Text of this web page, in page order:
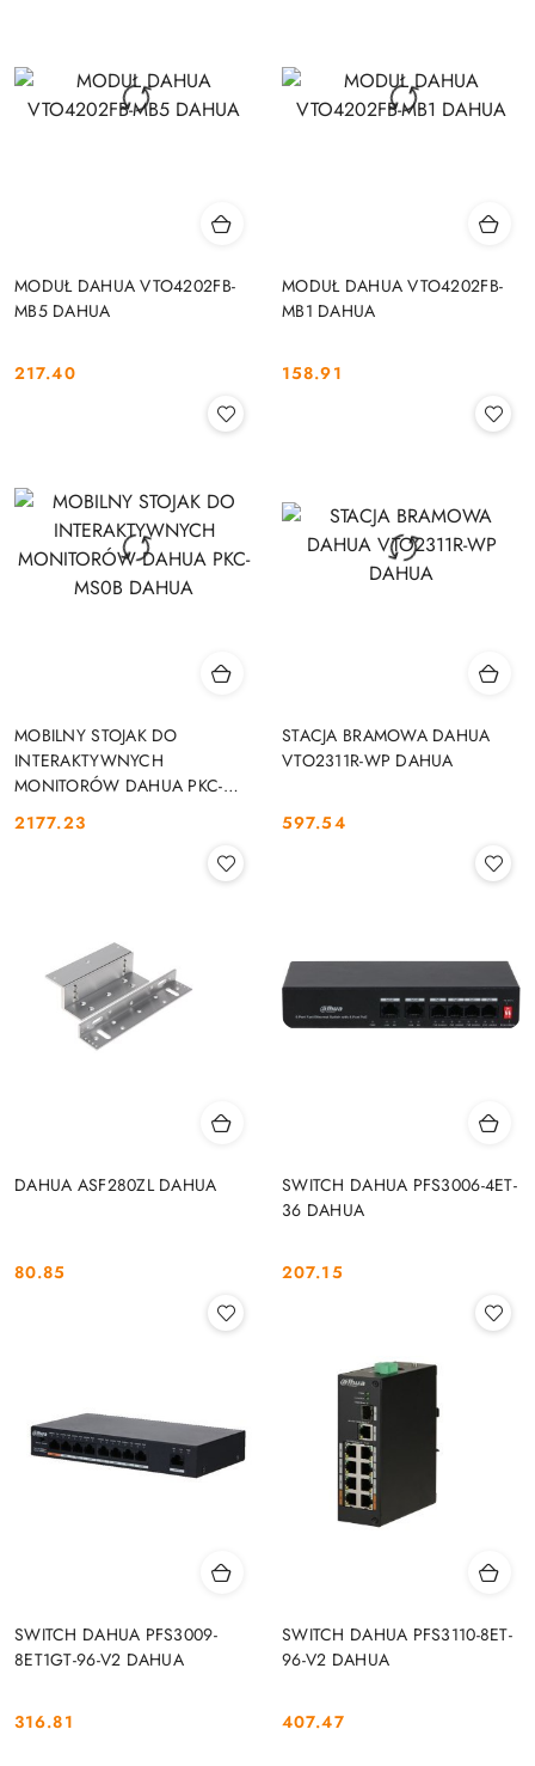
MODUŁ DAHUA VTO4202FB-
MB5 DAHUA
Cena:
217.40
MODUŁ DAHUA VTO4202FB-
MB1 DAHUA
Cena:
158.91
MOBILNY STOJAK DO
INTERAKTYWNYCH
MONITORÓW DAHUA PKC-
MS0B DAHUA
Cena:
2177.23
STACJA BRAMOWA DAHUA
VTO2311R-WP DAHUA
Cena:
597.54
DAHUA ASF280ZL DAHUA
Cena:
80.85
SWITCH DAHUA PFS3006-4ET-
36 DAHUA
Cena:
207.15
SWITCH DAHUA PFS3009-
8ET1GT-96-V2 DAHUA
Cena:
316.81
SWITCH DAHUA PFS3110-8ET-
96-V2 DAHUA
Cena:
407.47